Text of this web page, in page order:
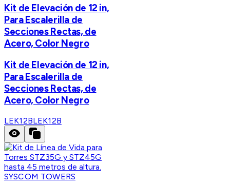
Kit de Elevación de 12 in,
Para Escalerilla de
Secciones Rectas, de
Acero, Color Negro
Kit de Elevación de 12 in,
Para Escalerilla de
Secciones Rectas, de
Acero, Color Negro
LEK12BLEK12B
SYSCOM TOWERS